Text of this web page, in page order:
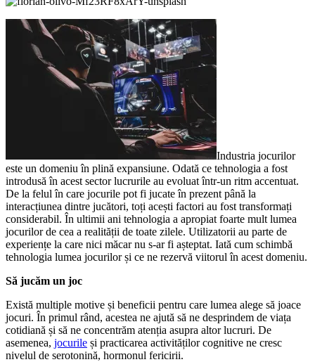
Industria jocurilor
este un domeniu în plină expansiune. Odată ce tehnologia a fost
introdusă în acest sector lucrurile au evoluat într-un ritm accentuat.
De la felul în care jocurile pot fi jucate în prezent până la
interacțiunea dintre jucători, toți acești factori au fost transformați
considerabil. În ultimii ani tehnologia a apropiat foarte mult lumea
jocurilor de cea a realității de toate zilele. Utilizatorii au parte de
experiențe la care nici măcar nu s-ar fi așteptat. Iată cum schimbă
tehnologia lumea jocurilor și ce ne rezervă viitorul în acest domeniu.
Să jucăm un joc
Există multiple motive și beneficii pentru care lumea alege să joace
jocuri. În primul rând, acestea ne ajută să ne desprindem de viața
cotidiană și să ne concentrăm atenția asupra altor lucruri. De
asemenea, jocurile și practicarea activităților cognitive ne cresc
nivelul de serotonină, hormonul fericirii.